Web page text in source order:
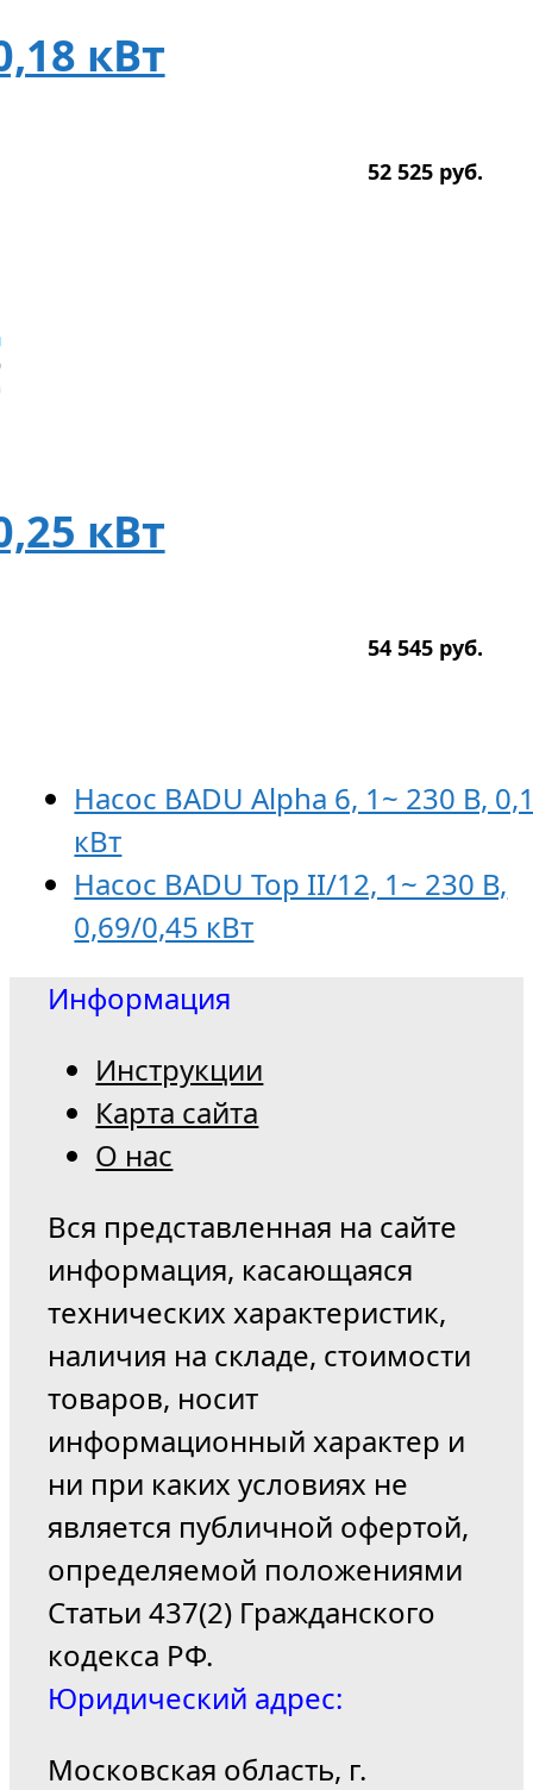
кВт
52 525 руб.
кВт
54 545 руб.
Насос BADU Alpha 6, 1~ 230 В,
кВт
Насос BADU Top II/12, 1~ 230 В,
0,69/0,45 кВт
Информация
Инструкции
Карта сайта
О нас
Вся представленная на сайте
информация, касающаяся
технических характеристик,
наличия на складе, стоимости
товаров, носит
информационный характер и
ни при каких условиях не
является публичной офертой,
определяемой положениями
Статьи 437(2) Гражданского
кодекса РФ.
Юридический адрес:
Московская область, г.